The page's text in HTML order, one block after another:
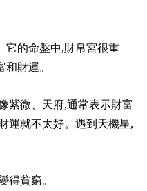
它的命盤中,財帛宮很重
財運。
紫微、天府,通常表示財富
運就不太好。遇到天機星,
得貧窮。